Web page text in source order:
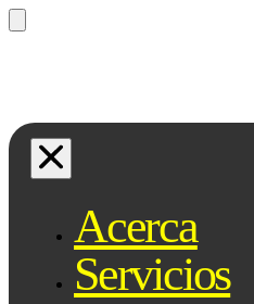
Acerca
Servicios